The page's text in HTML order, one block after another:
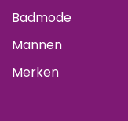
Badmode
Mannen
Merken